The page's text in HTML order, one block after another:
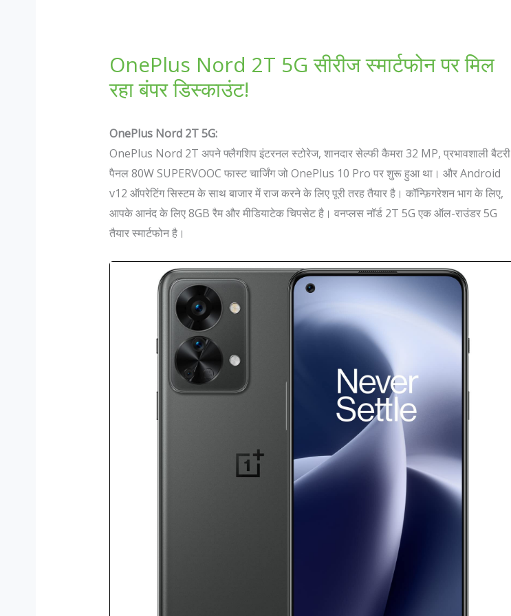
OnePlus Nord 2T 5G सीरीज स्मार्टफोन पर मिल
रहा बंपर डिस्काउंट!
OnePlus Nord 2T 5G:
OnePlus Nord 2T अपने फ्लैगशिप इंटरनल स्टोरेज, शानदार सेल्फी कैमरा 32 MP, प्रभावशाली बैटरी
पैनल 80W SUPERVOOC फास्ट चार्जिंग जो OnePlus 10 Pro पर शुरू हुआ था। और Android
v12 ऑपरेटिंग सिस्टम के साथ बाजार में राज करने के लिए पूरी तरह तैयार है। कॉन्फ़िगरेशन भाग के लिए,
आपके आनंद के लिए 8GB रैम और मीडियाटेक चिपसेट है। वनप्लस नॉर्ड 2T 5G एक ऑल-राउंडर 5G
तैयार स्मार्टफोन है।